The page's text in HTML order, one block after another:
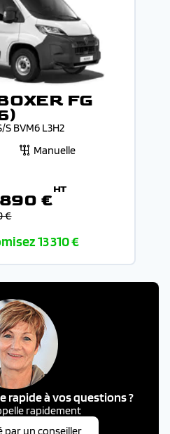
FG
S BVM6 L3H2
Manuelle
€
HT
€
13 310 €
rapide à vos questions ?
rapidement
par un conseiller